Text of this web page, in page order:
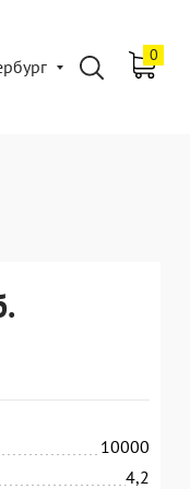
0
10000
4,2